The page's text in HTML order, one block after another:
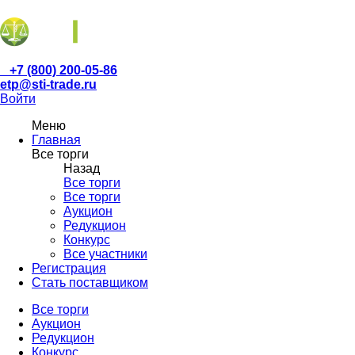
+7 (800) 200-05-86
etp@sti-trade.ru
Войти
Меню
Главная
Все торги
Назад
Все торги
Все торги
Аукцион
Редукцион
Конкурс
Все участники
Регистрация
Стать поставщиком
Все торги
Аукцион
Редукцион
Конкурс